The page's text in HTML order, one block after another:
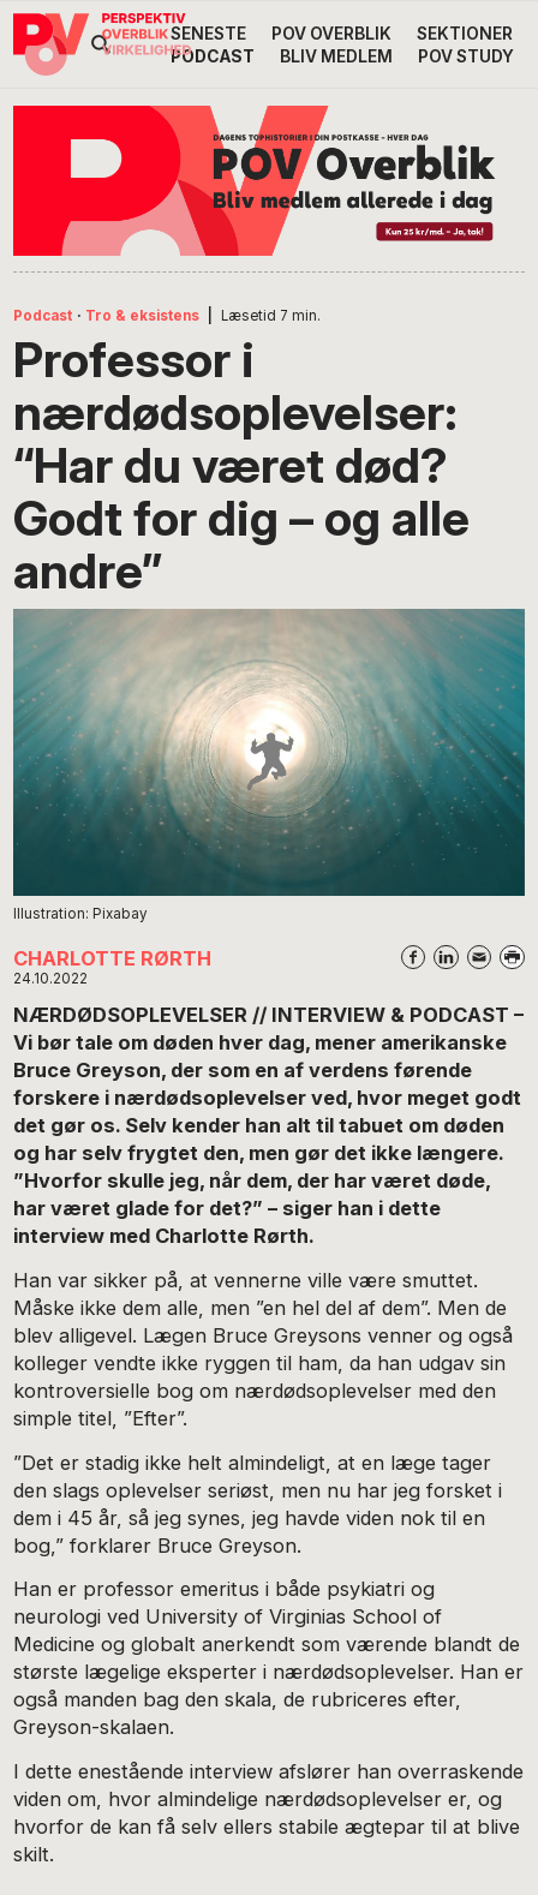
Gå
direkte
Skip
indhold
Gå
direkte
Header
SENESTE POV OVERBLIK
SEKTIONER
PODCAST
BLIV MEDLEM POV STUDY
Podcast · Tro & eksistens Læsetid 7 min.
Professor i
nærdødsoplevelser:
“Har du været død?
Godt for dig – og alle
andre”
Illustration: Pixabay
CHARLOTTE RØRTH
24.10.2022
NÆRDØDSOPLEVELSER // INTERVIEW & PODCAST –
Vi bør tale om døden hver dag, mener amerikanske
Bruce Greyson, der som en af verdens førende
forskere i nærdødsoplevelser ved, hvor meget godt
det gør os. Selv kender han alt til tabuet om døden
og har selv frygtet den, men gør det ikke længere.
”Hvorfor skulle jeg, når dem, der har været døde,
har været glade for det?” – siger han i dette
interview med Charlotte Rørth.
Han var sikker på, at vennerne ville være smuttet.
Måske ikke dem alle, men ”en hel del af dem”. Men de
blev alligevel. Lægen Bruce Greysons venner og også
kolleger vendte ikke ryggen til ham, da han udgav sin
kontroversielle bog om nærdødsoplevelser med den
simple titel, ”Efter”.
”Det er stadig ikke helt almindeligt, at en læge tager
den slags oplevelser seriøst, men nu har jeg forsket i
dem i 45 år, så jeg synes, jeg havde viden nok til en
bog,” forklarer Bruce Greyson.
Han er professor emeritus i både psykiatri og
neurologi ved University of Virginias School of
Medicine og globalt anerkendt som værende blandt de
største lægelige eksperter i nærdødsoplevelser. Han er
også manden bag den skala, de rubriceres efter,
Greyson-skalaen.
I dette enestående interview afslører han overraskende
viden om, hvor almindelige nærdødsoplevelser er, og
hvorfor de kan få selv ellers stabile ægtepar til at blive
skilt.